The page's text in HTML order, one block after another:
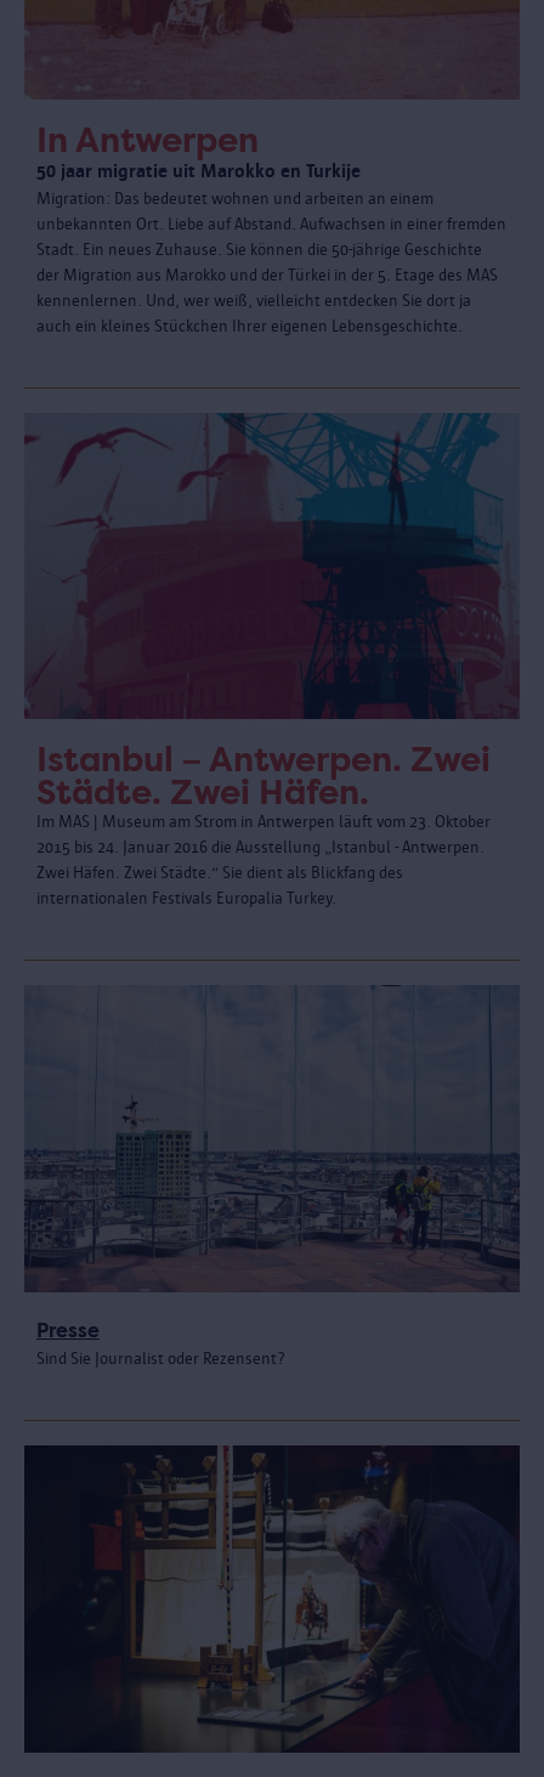
In Antwerpen
50 jaar migratie uit Marokko en Turkije
Migration: Das bedeutet wohnen und arbeiten an einem
unbekannten Ort. Liebe auf Abstand. Aufwachsen in einer fremden
Stadt. Ein neues Zuhause. Sie können die 50-jährige Geschichte
der Migration aus Marokko und der Türkei in der 5. Etage des MAS
kennenlernen. Und, wer weiß, vielleicht entdecken Sie dort ja
auch ein kleines Stückchen Ihrer eigenen Lebensgeschichte.
Istanbul – Antwerpen. Zwei
Städte. Zwei Häfen.
Im MAS | Museum am Strom in Antwerpen läuft vom 23. Oktober
2015 bis 24. Januar 2016 die Ausstellung „Istanbul - Antwerpen.
Zwei Häfen. Zwei Städte.“ Sie dient als Blickfang des
internationalen Festivals Europalia Turkey.
Presse
Sind Sie Journalist oder Rezensent?